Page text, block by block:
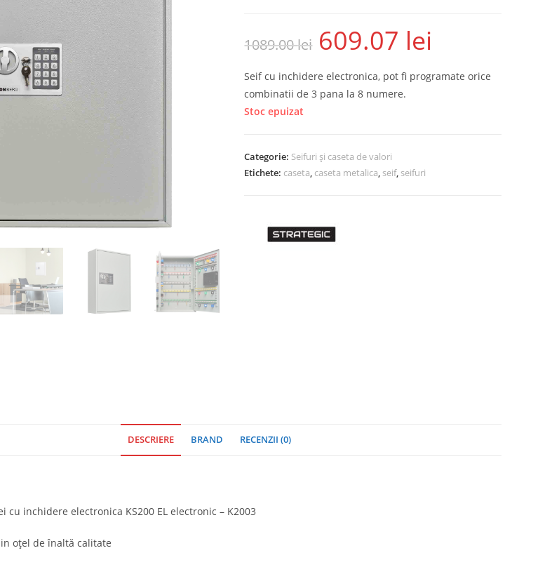
1089.00lei 609.07 lei
Seif cu inchidere electronica, pot fi programate orice
combinatii de 3 pana la 8 numere.
Stoc epuizat
Categorie: Seifuri și caseta de valori
Etichete: caseta, caseta metalica, seif, seifuri
DESCRIERE BRAND RECENZII (0)
cu inchidere electronica KS200 EL electronic – K2003
oțel de înaltă calitate